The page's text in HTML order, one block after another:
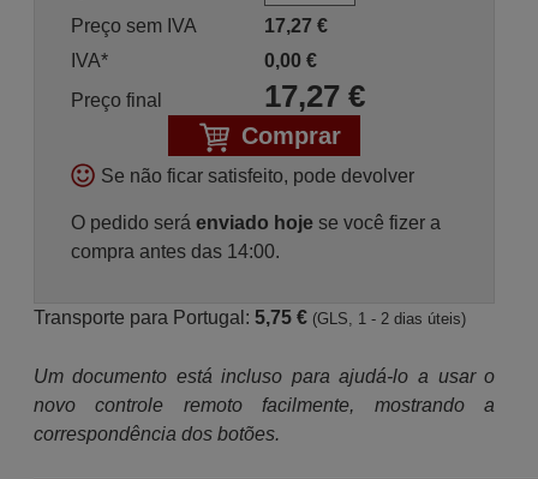
Preço sem IVA
17,27 €
IVA*
0,00 €
Preço final
17,27€
Comprar
Se não ficar satisfeito, pode devolver
O pedido será enviado hojese você fizer a
compra antes das 14:00.
Transporte para Portugal: 5,75 € (GLS, 1 - 2 dias úteis)
Um documento está incluso para ajudá-lo a usar o
novo controle remoto facilmente, mostrando a
correspondência dos botões.